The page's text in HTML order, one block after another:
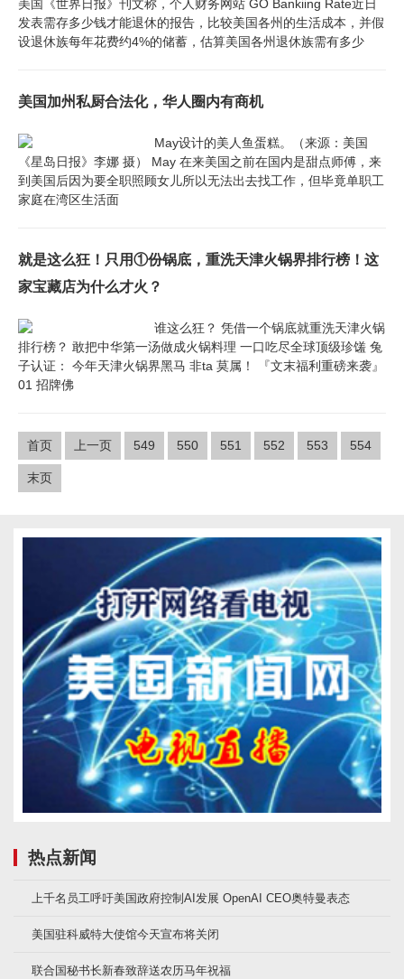
美国《世界日报》刊文称，个人财务网站 GO Bankiing Rate近日
发表需存多少钱才能退休的报告，比较美国各州的生活成本，并假
设退休族每年花费约4%的储蓄，估算美国各州退休族需有多少
美国加州私厨合法化，华人圈内有商机
May设计的美人鱼蛋糕。（来源：美国
《星岛日报》李娜 摄） May 在来美国之前在国内是甜点师傅，来
到美国后因为要全职照顾女儿所以无法出去找工作，但毕竟单职工
家庭在湾区生活面
就是这么狂！只用①份锅底，重洗天津火锅界排行榜！这
家宝藏店为什么才火？
谁这么狂？ 凭借一个锅底就重洗天津火锅
排行榜？ 敢把中华第一汤做成火锅料理 一口吃尽全球顶级珍馐 兔
子认证： 今年天津火锅界黑马 非ta 莫属！ 『文末福利重磅来袭』
01 招牌佛
首页 上一页 549 550 551 552 553 554
末页
热点新闻
上千名员工呼吁美国政府控制AI发展 OpenAI CEO奥特曼表态
美国驻科威特大使馆今天宣布将关闭
联合国秘书长新春致辞送农历马年祝福